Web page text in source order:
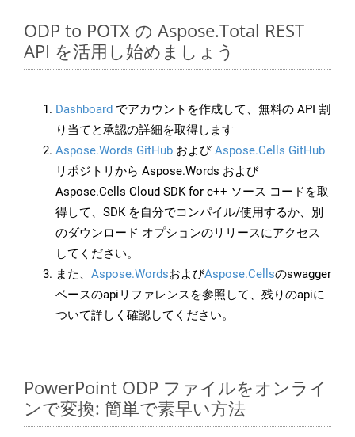
ODP to POTX の Aspose.Total REST
API を活用し始めましょう
Dashboard でアカウントを作成して、無料の API 割
り当てと承認の詳細を取得します
Aspose.Words GitHub およびAspose.Cells GitHub
リポジトリから Aspose.Words および
Aspose.Cells Cloud SDK for c++ ソース コードを取
得して、SDK を自分でコンパイル/使用するか、別
のダウンロード オプションのリリースにアクセス
してください。
また、 Aspose.WordsおよびAspose.Cellsのswagger
ベースのapiリファレンスを参照して、残りのapiに
ついて詳しく確認してください。
PowerPoint ODP ファイルをオンライ
ンで変換: 簡単で素早い方法